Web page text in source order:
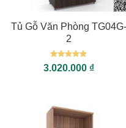
Tủ Gỗ Văn Phòng TG04G-
2
Được xếp
hạng55
3.020.000 ₫